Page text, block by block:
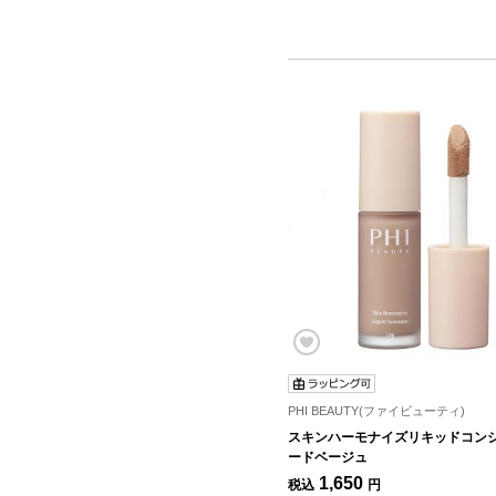
PHI BEAUTY(ファイビューティ)
スキンハーモナイズリキッドコン
ードベージュ
税込 1,650 円